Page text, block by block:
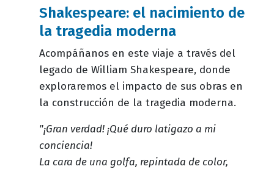
Shakespeare: el nacimiento de
la tragedia moderna
Acompáñanos en este viaje a través del
legado de William Shakespeare, donde
exploraremos el impacto de sus obras en
la construcción de la tragedia moderna.
"¡Gran verdad! ¡Qué duro latigazo a mi
conciencia!
La cara de una golfa, repintada de color,